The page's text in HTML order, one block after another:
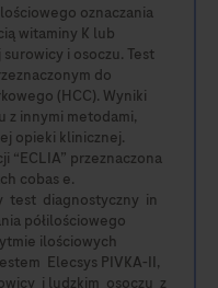
oznaczania
witaminy K lub
i osoczu. Test
do
(HCC). Wyniki
z innymi metodami,
opieki klinicznej.
przeznaczona
cobas e.
test diagnostyczny in
półilościowego
ilościowych
Elecsys PIVKA-II,
i ludzkim osoczu z